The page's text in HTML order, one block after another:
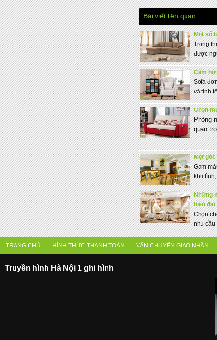
Bài viết liên quan
Một số
Trong
được
Cảm
Sofa
và tinh
Chọn
Phòng
quan
Một
Gam
khu
Những
hiện đại
Chọn
nhu cầu
TRANG CHỦ HÌNH THỨC THANH TOÁN VẬN CHUYỂN GIAO NHẬN
Truyền hình Hà Nội 1 ghi hình